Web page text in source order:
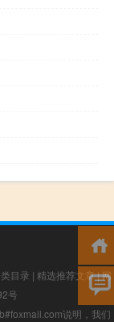
目录 | 精选推荐文章|网
号
说明，我们